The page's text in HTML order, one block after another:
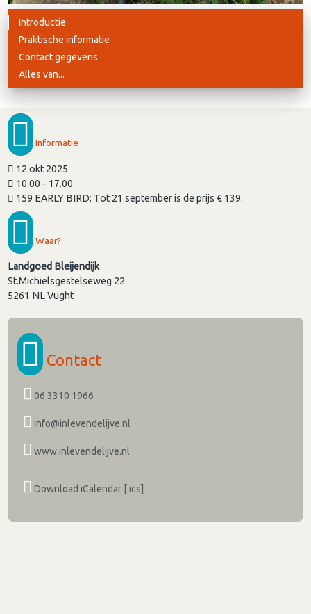
Introductie
Praktische informatie
Contact gegevens
Alles van...
Informatie
12 okt 2025
10.00 - 17.00
159 EARLY BIRD: Tot 21 september is de prijs € 139.
Waar?
Landgoed Bleijendijk
St.Michielsgestelseweg 22
5261 NLVught
Contact
06 3310 1966
info@inlevendelijve.nl
www.inlevendelijve.nl
Download iCalendar [.ics]